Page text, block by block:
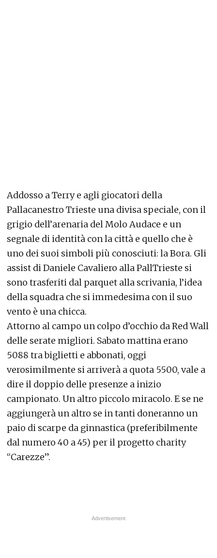
Addosso a Terry e agli giocatori della
Pallacanestro Trieste una divisa speciale, con il
grigio dell’arenaria del Molo Audace e un
segnale di identità con la città e quello che è
uno dei suoi simboli più conosciuti: la Bora. Gli
assist di Daniele Cavaliero alla PallTrieste si
sono trasferiti dal parquet alla scrivania, l’idea
della squadra che si immedesima con il suo
vento è una chicca.
Attorno al campo un colpo d’occhio da Red Wall
delle serate migliori. Sabato mattina erano
5088 tra biglietti e abbonati, oggi
verosimilmente si arriverà a quota 5500, vale a
dire il doppio delle presenze a inizio
campionato. Un altro piccolo miracolo. E se ne
aggiungerà un altro se in tanti doneranno un
paio di scarpe da ginnastica (preferibilmente
dal numero 40 a 45) per il progetto charity
“Carezze”.